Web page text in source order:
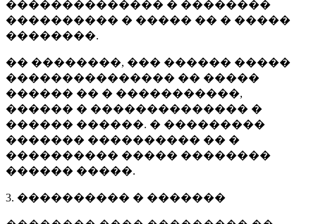
�������������� � ��������
���������� � ����� �� � �����
��������.
�� ��������, ��� ������ �����
��������������� �� �����
������ �� � �����������,
������ � �������������� �
������ ������. � ���������
������� ���������� �� �
���������� ����� ��������
������ �����.
3. ���������� � �������